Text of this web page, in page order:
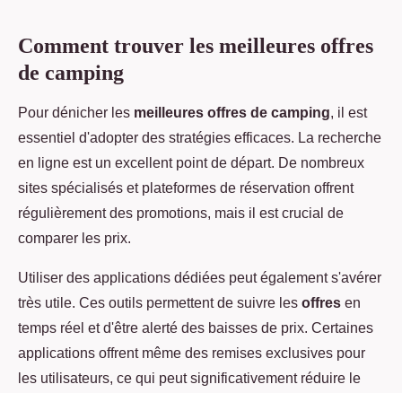
Comment trouver les meilleures offres
de camping
Pour dénicher les meilleures offres de camping, il est
essentiel d'adopter des stratégies efficaces. La recherche
en ligne est un excellent point de départ. De nombreux
sites spécialisés et plateformes de réservation offrent
régulièrement des promotions, mais il est crucial de
comparer les prix.
Utiliser des applications dédiées peut également s'avérer
très utile. Ces outils permettent de suivre les offres en
temps réel et d'être alerté des baisses de prix. Certaines
applications offrent même des remises exclusives pour
les utilisateurs, ce qui peut significativement réduire le